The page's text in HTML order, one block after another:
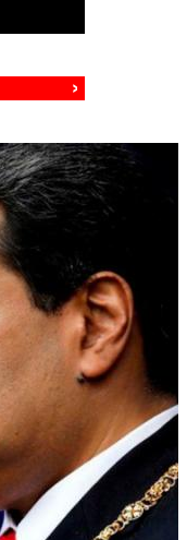
›